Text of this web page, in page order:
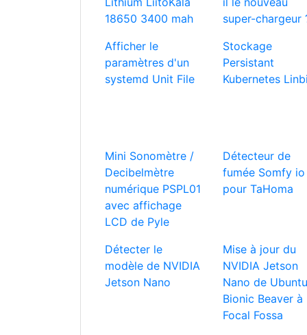
18650 3400 mah
super-chargeur
Afficher le
paramètres d'un
systemd Unit File
Stockage
Persistant
Kubernetes
Mini Sonomètre /
Decibelmètre
numérique PSPL01
avec affichage
LCD de Pyle
Détecteur de
fumée Somfy io
pour TaHoma
Détecter le
modèle de NVIDIA
Jetson Nano
Mise à jour du
NVIDIA Jetson
Nano de Ubuntu
Bionic Beaver à
Focal Fossa